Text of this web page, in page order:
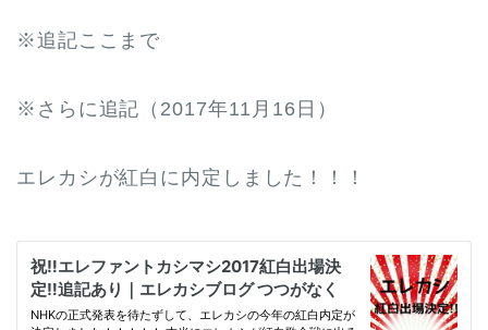
※追記ここまで
※さらに追記（2017年11月16日）
エレカシが紅白に内定しました！！！